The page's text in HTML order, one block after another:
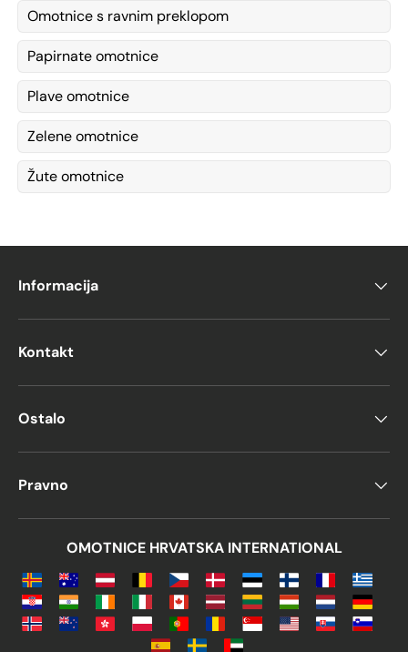
Omotnice s ravnim preklopom
Papirnate omotnice
Plave omotnice
Zelene omotnice
Žute omotnice
Informacija
Kontakt
Ostalo
Pravno
OMOTNICE HRVATSKA INTERNATIONAL